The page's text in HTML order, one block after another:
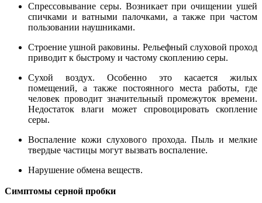
Спрессовывание серы. Возникает при очищении ушей
спичками и ватными палочками, а также при частом
пользовании наушниками.
Строение ушной раковины. Рельефный слуховой проход
приводит к быстрому и частому скоплению серы.
Сухой воздух. Особенно это касается жилых
помещений, а также постоянного места работы, где
человек проводит значительный промежуток времени.
Недостаток влаги может спровоцировать скопление
серы.
Воспаление кожи слухового прохода. Пыль и мелкие
твердые частицы могут вызвать воспаление.
Нарушение обмена веществ.
Симптомы серной пробки